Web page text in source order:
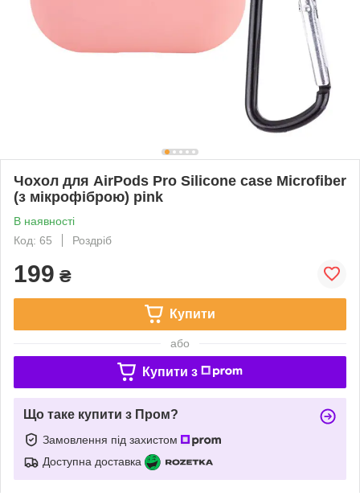
Чохол для AirPods Pro Silicone case Microfiber
(з мікрофіброю) pink
В наявності
Код: 65
Роздріб
199 ₴
Купити
або
Купити з
Що таке купити з Пром?
Замовлення під захистом
Доступна доставка